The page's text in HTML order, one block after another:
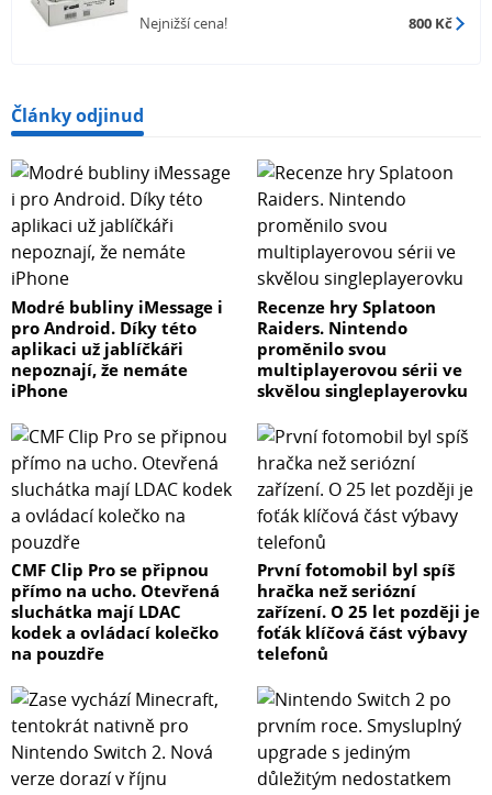
Nejnižší cena! 800 Kč
Články odjinud
Modré bubliny iMessage i
pro Android. Díky této
aplikaci už jablíčkáři
nepoznají, že nemáte
iPhone
Recenze hry Splatoon
Raiders. Nintendo
proměnilo svou
multiplayerovou sérii ve
skvělou singleplayerovku
CMF Clip Pro se připnou
přímo na ucho. Otevřená
sluchátka mají LDAC
kodek a ovládací kolečko
na pouzdře
První fotomobil byl spíš
hračka než seriózní
zařízení. O 25 let později je
foťák klíčová část výbavy
telefonů